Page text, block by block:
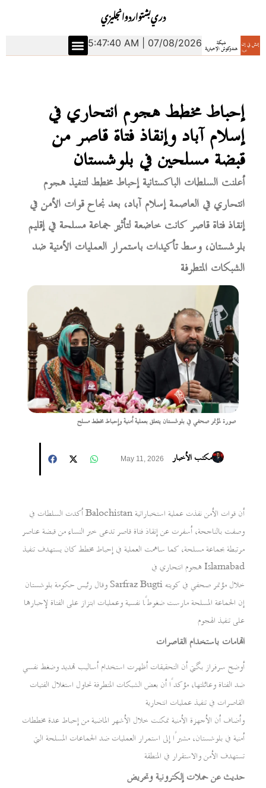
انجليزياردوبشتودري
5:47:41 AM | 07/08/2026
إحباط مخطط هجوم انتحاري في
إسلام آباد وإنقاذ فتاة قاصر من
قبضة مسلحين في بلوشستان
أعلنت السلطات الباكستانية إحباط مخطط لتنفيذ هجوم
انتحاري في العاصمة إسلام آباد، بعد نجاح قوات الأمن في
إنقاذ فتاة قاصر كانت خاضعة لتأثير جماعة مسلحة في إقليم
بلوشستان، وسط تأكيدات باستمرار العمليات الأمنية ضد
الشبكات المتطرفة
صورة لمؤتمر صحفي في بلوشستان يتعلق بعملية أمنية وإحباط مخطط مسلح
مكتب الأخبار May 11, 2026
أكدت السلطات في Balochistan أن قوات الأمن نفذت عملية استخباراتية
وصفت بالناجحة، أسفرت عن إنقاذ فتاة قاصر تدعى خير النساء من قبضة عناصر
مرتبطة بجماعة مسلحة، كما ساهمت العملية في إحباط مخطط كان يستهدف تنفيذ
هجوم انتحاري في Islamabad
وقال رئيس حكومة بلوشستان Sarfraz Bugti خلال مؤتمر صحفي في كويته
إن الجماعة المسلحة مارست ضغوطًا نفسية وعمليات ابتزاز على الفتاة لإجبارها
على تنفيذ الهجوم
اتهامات باستخدام القاصرات
أوضح سرفراز بگتي أن التحقيقات أظهرت استخدام أساليب تهديد وضغط نفسي
ضد الفتاة وعائلتها، مؤكدًا أن بعض الشبكات المتطرفة تحاول استغلال الفتيات
القاصرات في تنفيذ عمليات انتحارية
وأضاف أن الأجهزة الأمنية تمكنت خلال الأشهر الماضية من إحباط عدة مخططات
أمنية في بلوشستان، مشيرًا إلى استمرار العمليات ضد الجماعات المسلحة التي
تستهدف الأمن والاستقرار في المنطقة
حديث عن حملات إلكترونية وتحريض